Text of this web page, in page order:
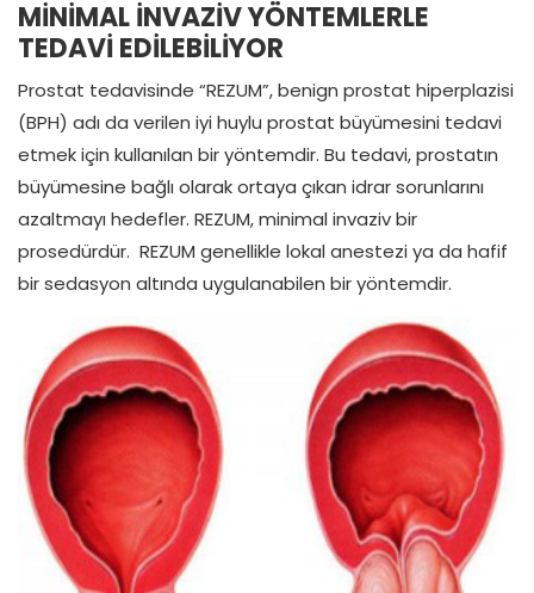
MİNİMAL İNVAZİV YÖNTEMLERLE
TEDAVİ EDİLEBİLİYOR
Prostat tedavisinde “REZUM”, benign prostat hiperplazisi
(BPH) adı da verilen iyi huylu prostat büyümesini tedavi
etmek için kullanılan bir yöntemdir. Bu tedavi, prostatın
büyümesine bağlı olarak ortaya çıkan idrar sorunlarını
azaltmayı hedefler. REZUM, minimal invaziv bir
prosedürdür. REZUM genellikle lokal anestezi ya da hafif
bir sedasyon altında uygulanabilen bir yöntemdir.